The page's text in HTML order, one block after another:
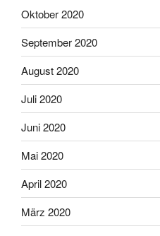
Oktober 2020
September 2020
August 2020
Juli 2020
Juni 2020
Mai 2020
April 2020
März 2020